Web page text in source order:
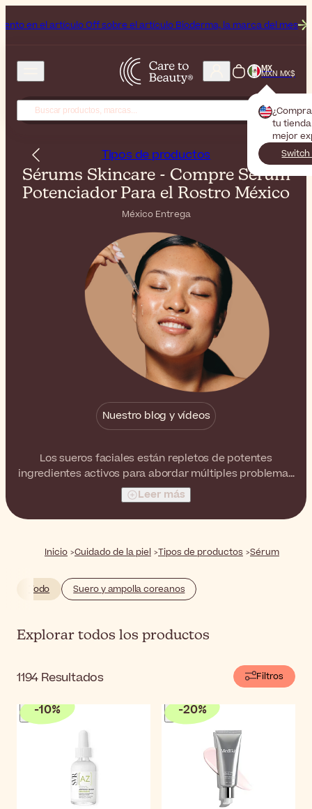
Off sobre el artículo Bioderma, la marca del mes Fin de semana
MX
MXN MX$
tu
mejor
Tipos de productos
Sérums Skincare - Compre Sérum
Potenciador Para el Rostro México
México Entrega
Nuestro blog y vídeos
Los sueros faciales están repletos de potentes
ingredientes activos para abordar múltiples problemas
y transformar verdaderamente la piel de su rostro.
Desde la deshidratación hasta las líneas finas y las
arrugas, existe un sérum perfecto para cada
Leer más
Inicio Cuidado de la piel Tipos de productos Sérum
Todo Suero y ampolla coreanos
Explorar todos los productos
1194 Resultados Filtros
-10% -20%